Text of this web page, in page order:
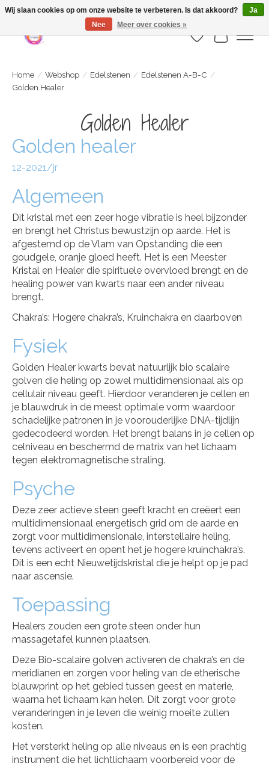
Webshop is geopend maar nog onder constructie | let op: Verzenden vanaf 29
juli
Verlanglijst
Home / Webshop / Edelstenen / Edelstenen A-B-C /
Golden Healer
Golden Healer
Golden healer
12-2021/jr
Algemeen
Dit kristal met een zeer hoge vibratie is heel bijzonder
en brengt het Christus bewustzijn op aarde. Het is
afgestemd op de Vlam van Opstanding die een
goudgele, oranje gloed heeft. Het is een Meester
Kristal en Healer die spirituele overvloed brengt en de
healing power van kwarts naar een ander niveau
brengt.
Chakra’s: Hogere chakra’s, Kruinchakra en daarboven
Fysiek
Golden Healer kwarts bevat natuurlijk bio scalaire
golven die heling op zowel multidimensionaal als op
cellulair niveau geeft. Hierdoor veranderen je cellen en
je blauwdruk in de meest optimale vorm waardoor
schadelijke patronen in je voorouderlijke DNA-tijdlijn
gedecodeerd worden. Het brengt balans in je cellen op
celniveau en beschermd de matrix van het lichaam
tegen elektromagnetische straling.
Psyche
Deze zeer actieve steen geeft kracht en creëert een
multidimensionaal energetisch grid om de aarde en
zorgt voor multidimensionale, interstellaire heling,
tevens activeert en opent het je hogere kruinchakra’s.
Dit is een echt Nieuwetijdskristal die je helpt op je pad
naar ascensie.
Toepassing
Healers zouden een grote steen onder hun
massagetafel kunnen plaatsen.
Deze Bio-scalaire golven activeren de chakra’s en de
meridianen en zorgen voor heling van de etherische
blauwprint op het gebied tussen geest en materie,
waarna het lichaam kan helen. Dit zorgt voor grote
veranderingen in je leven die weinig moeite zullen
kosten.
Het versterkt heling op alle niveaus en is een prachtig
instrument die het lichtlichaam voorbereid voor de
Wij slaan cookies op om onze website te verbeteren. Is dat akkoord?
Ja
Nee
Meer over cookies »